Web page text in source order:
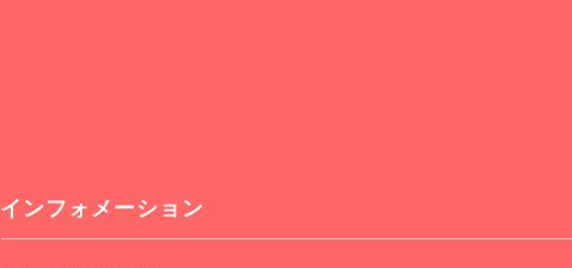
インフォメーション